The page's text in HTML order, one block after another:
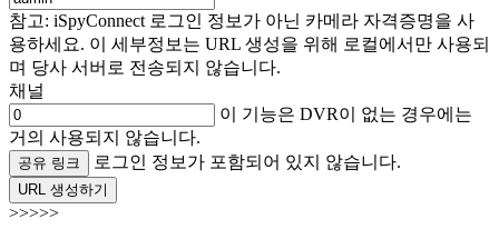
참고: iSpyConnect 로그인 정보가 아닌 카메라 자격증명을 사
용하세요. 이 세부정보는 URL 생성을 위해 로컬에서만 사용되
며 당사 서버로 전송되지 않습니다.
채널
이 기능은 DVR이 없는 경우에는
거의 사용되지 않습니다.
공유 링크 로그인 정보가 포함되어 있지 않습니다.
URL 생성하기
>>>>>